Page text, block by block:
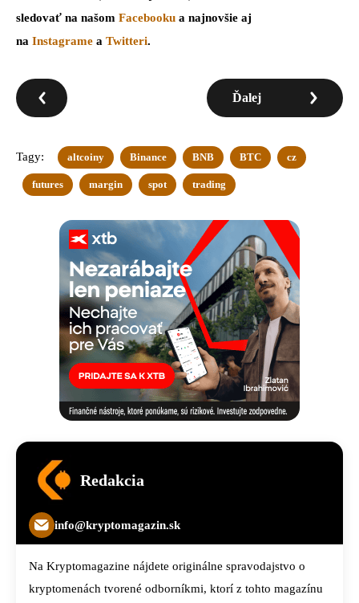
sledovať na našom Facebooku a najnovšie aj
na Instagrame a Twitteri.
Ďalej
Tagy: altcoiny Binance BNB BTC cz
futures margin spot trading
Redakcia
info@kryptomagazin.sk
Na Kryptomagazine nájdete originálne spravodajstvo o
kryptomenách tvorené odborníkmi, ktorí z tohto magazínu